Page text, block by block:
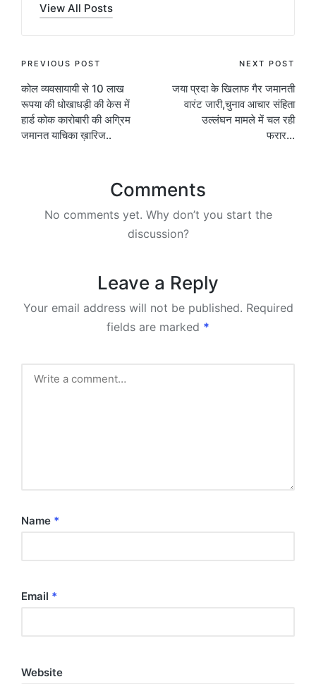
View All Posts
Post
navigation
PREVIOUS POST
कोल व्यवसायायी से 10 लाख
रूपया की धोखाधड़ी की केस में
हार्ड कोक कारोबारी की अग्रिम
जमानत याचिका ख़ारिज..
NEXT POST
जया प्रदा के खिलाफ गैर जमानती
वारंट जारी,चुनाव आचार संहिता
उल्लंघन मामले में चल रही
फरार…
Comments
No comments yet. Why don’t you start the
discussion?
Leave a Reply
Your email address will not be published. Required
fields are marked *
Name *
Email *
Website